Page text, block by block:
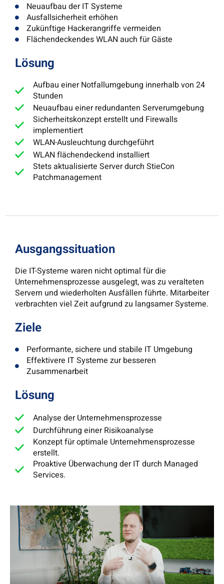
Neuaufbau der IT Systeme
Ausfallsicherheit erhöhen
Zukünftige Hackerangriffe vermeiden
Flächendeckendes WLAN auch für Gäste
Lösung
Aufbau einer Notfallumgebung innerhalb von 24
Stunden
Neuaufbau einer redundanten Serverumgebung
Sicherheitskonzept erstellt und Firewalls
implementiert
WLAN-Ausleuchtung durchgeführt
WLAN flächendeckend installiert
Stets aktualisierte Server durch StieCon
Patchmanagement
Ausgangssituation
Die IT-Systeme waren nicht optimal für die
Unternehmensprozesse ausgelegt, was zu veralteten
Servern und wiederholten Ausfällen führte. Mitarbeiter
verbrachten viel Zeit aufgrund zu langsamer Systeme.
Ziele
Performante, sichere und stabile IT Umgebung
Effektivere IT Systeme zur besseren
Zusammenarbeit
Lösung
Analyse der Unternehmensprozesse
Durchführung einer Risikoanalyse
Konzept für optimale Unternehmensprozesse
erstellt.
Proaktive Überwachung der IT durch Managed
Services.